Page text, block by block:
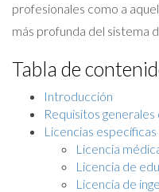
profesionales como a
más profunda del sistema
Tabla de
Introducción
Requisitos
Licencias
Licencia
Licencia de
Licencia de